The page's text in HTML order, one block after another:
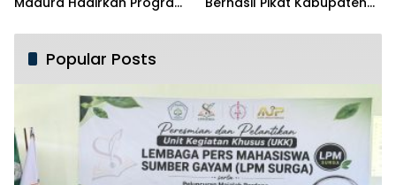
Popular Posts